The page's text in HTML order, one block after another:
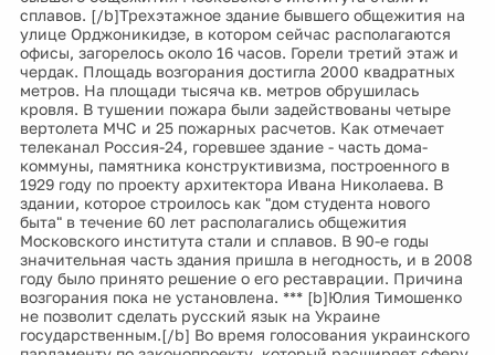
сплавов. [/b]Трехэтажное здание бывшего общежития на
улице Орджоникидзе, в котором сейчас располагаются
офисы, загорелось около 16 часов. Горели третий этаж и
чердак. Площадь возгорания достигла 2000 квадратных
метров. На площади тысяча кв. метров обрушилась
кровля. В тушении пожара были задействованы четыре
вертолета МЧС и 25 пожарных расчетов. Как отмечает
телеканал Россия-24, горевшее здание - часть дома-
коммуны, памятника конструктивизма, построенного в
1929 году по проекту архитектора Ивана Николаева. В
здании, которое строилось как "дом студента нового
быта" в течение 60 лет располагались общежития
Московского института стали и сплавов. В 90-е годы
значительная часть здания пришла в негодность, и в 2008
году было принято решение о его реставрации. Причина
возгорания пока не установлена. *** [b]Юлия Тимошенко
не позволит сделать русский язык на Украине
государственным.[/b] Во время голосования украинского